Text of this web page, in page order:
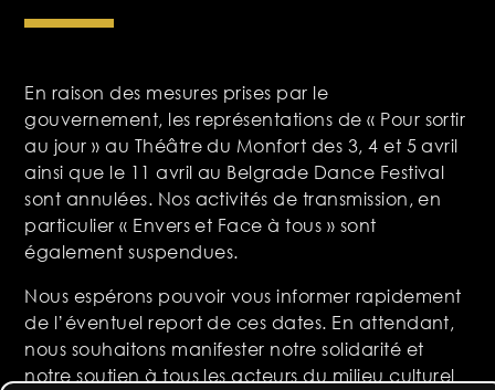
En raison des mesures prises par le
gouvernement, les représentations de « Pour sortir
au jour » au Théâtre du Monfort des 3, 4 et 5 avril
ainsi que le 11 avril au Belgrade Dance Festival
sont annulées. Nos activités de transmission, en
particulier « Envers et Face à tous » sont
également suspendues.
Nous espérons pouvoir vous informer rapidement
de l’éventuel report de ces dates. En attendant,
nous souhaitons manifester notre solidarité et
notre soutien à tous les acteurs du milieu culturel